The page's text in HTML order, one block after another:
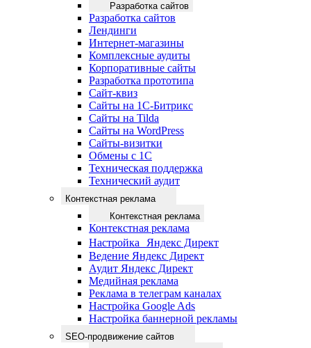
Разработка сайтов
Разработка сайтов
Лендинги
Интернет-магазины
Комплексные аудиты
Корпоративные сайты
Разработка прототипа
Сайт-квиз
Сайты на 1С-Битрикс
Сайты на Tilda
Сайты на WordPress
Сайты-визитки
Обмены с 1С
Техническая поддержка
Технический аудит
Контекстная реклама
Контекстная реклама
Контекстная реклама
Настройка Яндекс Директ
Ведение Яндекс Директ
Аудит Яндекс Директ
Медийная реклама
Реклама в телеграм каналах
Настройка Google Ads
Настройка баннерной рекламы
SEO-продвижение сайтов